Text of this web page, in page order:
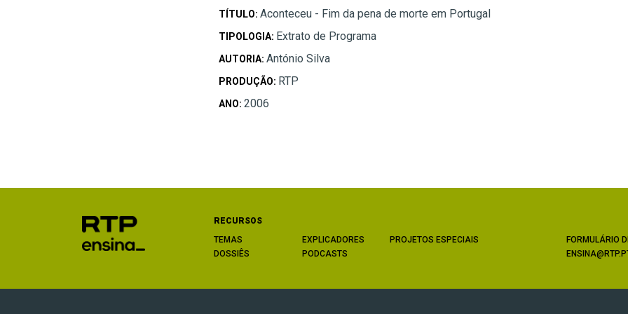
TÍTULO: Aconteceu - Fim da pena de morte em Portugal
TIPOLOGIA: Extrato de Programa
AUTORIA: António Silva
PRODUÇÃO: RTP
ANO: 2006
RECURSOS
TEMAS
DOSSIÊS
EXPLICADORES
PODCASTS
PROJETOS ESPECIAIS
FORMULÁRIO